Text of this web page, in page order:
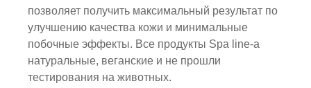
позволяет получить максимальный результат по
улучшению качества кожи и минимальные
побочные эффекты. Все продукты Spa line-а
натуральные, веганские и не прошли
тестирования на животных.